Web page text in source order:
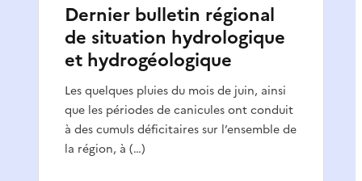
Dernier bulletin régional
de situation hydrologique
et hydrogéologique
Les quelques pluies du mois de juin, ainsi
que les périodes de canicules ont conduit
à des cumuls déficitaires sur l’ensemble de
la région, à (…)